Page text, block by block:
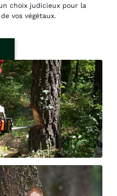
choix judicieux pour la
vos végétaux.